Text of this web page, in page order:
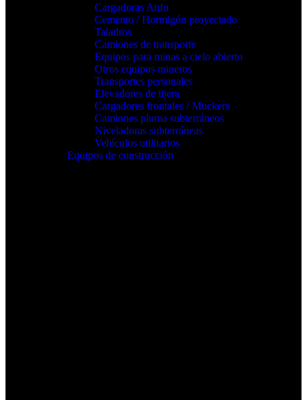
Cargadoras Anfo
Cemento / Hormigón proyectado
Taladros
Camiones de transporte
Equipos para minas a cielo abierto
Otros equipos mineros
Transportes personales
Elevadores de tijera
Cargadores frontales / Muckers
Camiones pluma subterráneos
Niveladoras subterráneas
Vehículos utilitarios
Equipos de construcción